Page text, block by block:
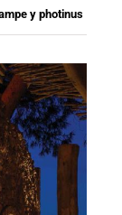
y photinus